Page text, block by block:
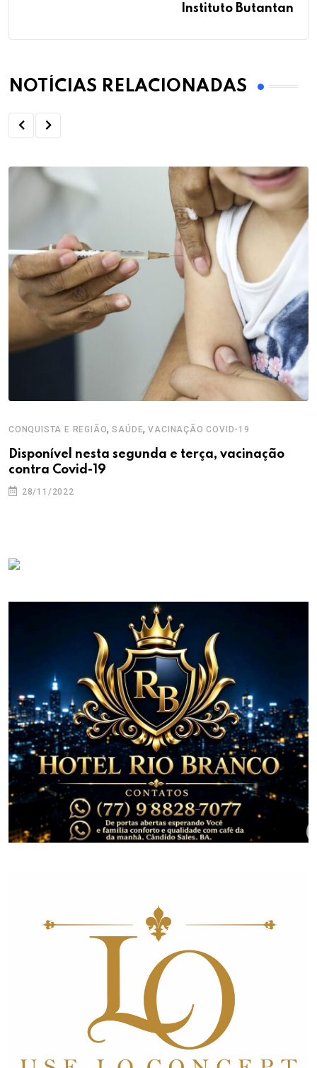
Instituto Butantan
NOTÍCIAS RELACIONADAS
CONQUISTA E REGIÃO,SAÚDE,VACINAÇÃO COVID-19
Disponível nesta segunda e terça, vacinação
contra Covid-19
28/11/2022